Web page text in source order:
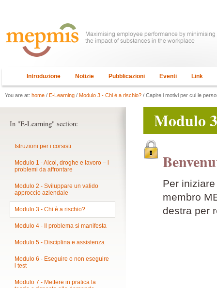
Introduzione Notizie Pubblicazioni Eventi Link
You are at: home / E-Learning / Modulo 3 - Chi è a rischio? / Capire i motivi per cui le
Modulo
Per
membro
destra per
In "E-Learning" section:
Istruzioni per i corsisti
Modulo 1 - Alcol, droghe e lavoro – i
problemi da affrontare
Modulo 2 - Sviluppare un valido
approccio aziendale
Modulo 3 - Chi è a rischio?
Modulo 4 - Il problema si manifesta
Modulo 5 - Disciplina e assistenza
Modulo 6 - Eseguire o non eseguire
i test
Modulo 7 - Mettere in pratica la